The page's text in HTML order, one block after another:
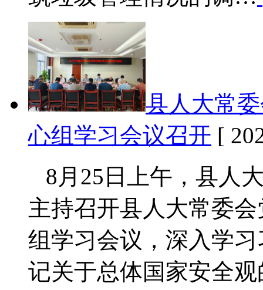
县人大常
心组学习会议召开 [
8月25日上午，县人
主持召开县人大常委
组学习会议，深入学
记关于总体国家安全